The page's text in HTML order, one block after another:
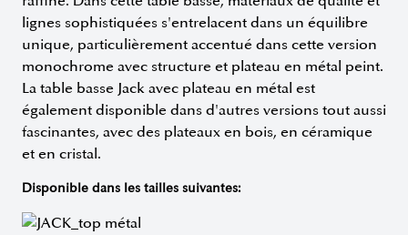
lignes sophistiquées s'entrelacent dans un équilibre
unique, particulièrement accentué dans cette version
monochrome avec structure et plateau en métal peint.
La table basse Jack avec plateau en métal est
également disponible dans d'autres versions tout aussi
fascinantes, avec des plateaux en bois, en céramique
et en cristal.
Disponible dans les tailles suivantes: